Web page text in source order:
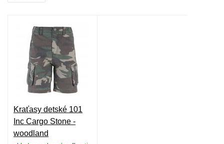
Kraťasy detské 101
Inc Cargo Stone -
woodland